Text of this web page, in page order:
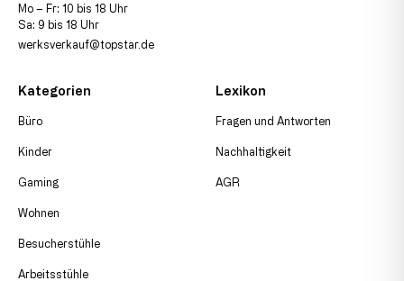
Mo – Fr: 10 bis 18 Uhr
Sa: 9 bis 18 Uhr
werksverkauf@topstar.de
Kategorien
Büro
Kinder
Gaming
Wohnen
Besucherstühle
Arbeitsstühle
Lexikon
Fragen und Antworten
Nachhaltigkeit
AGR